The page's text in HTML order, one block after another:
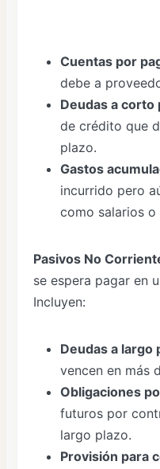
Cuentas por
debe a
Deudas a corto
de crédito que
plazo.
Gastos
incurrido pero
como salarios o
Pasivos No
se espera pagar en
Incluyen:
Deudas a largo
vencen en más
Obligaciones
futuros por
largo plazo.
Provisión para